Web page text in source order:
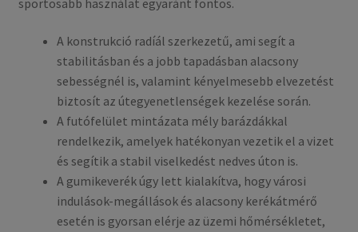
A konstrukció radíál szerkezetű, ami segít a
stabilitásban és a jobb tapadásban alacsony
sebességnél is, valamint kényelmesebb elvezetést
biztosít az útegyenetlenségek kezelése során.
A futófelület mintázata mély barázdákkal
rendelkezik, amelyek hatékonyan vezetik el a vizet
és segítik a stabil viselkedést nedves úton is.
A gumikeverék úgy lett kialakítva, hogy városi
indulások-megállások és alacsony kerékátmérő
esetén is gyorsan elérje az üzemi hőmérsékletet,